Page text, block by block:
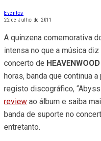
Eventos
22 de Julho de 2011
A quinzena comemorativa
intensa no que a música
concerto de HEAVENWOOD
horas, banda que continua
registo discográfico,
review ao álbum e saiba
banda de suporte no
entretanto.